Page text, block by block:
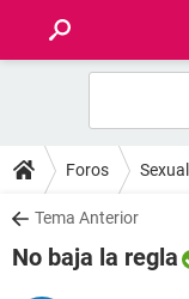
FOROS
SALUD
FAMILIA
Foros
Tema Anterior
No baja la regla